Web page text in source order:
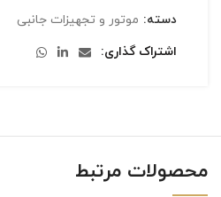
دسته: موتور و تجهیزات جانبی
اشتراک گذاری
محصولات مرتبط